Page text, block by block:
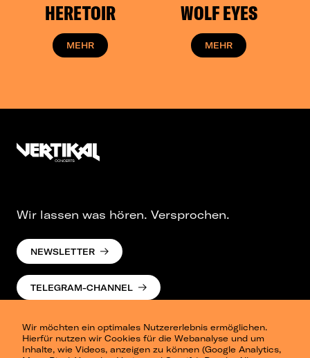
HERETOIR
MEHR
WOLF EYES
MEHR
Wir möchten ein optimales Nutzererlebnis ermöglichen.
Hierfür nutzen wir Cookies für die Webanalyse und um
Inhalte, wie Videos, anzeigen zu können (Google Analytics,
Wir lassen was hören. Versprochen.
NEWSLETTER
TELEGRAM-CHANNEL